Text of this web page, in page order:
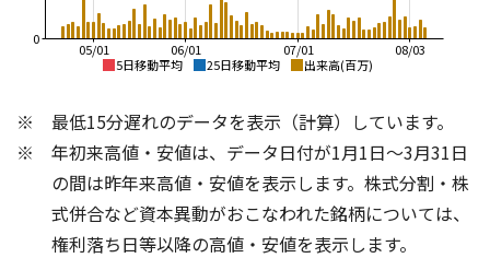
5日移動平均 25日移動平均 出来高(百万)
08/03
07/01
06/01
05/01
0
300
500
600
1,000
1,500
2,000
2,500
最低15分遅れのデータを表示（計算）しています。
年初来高値・安値は、データ日付が1月1日～3月31日
の間は昨年来高値・安値を表示します。株式分割・株
式併合など資本異動がおこなわれた銘柄については、
権利落ち日等以降の高値・安値を表示します。